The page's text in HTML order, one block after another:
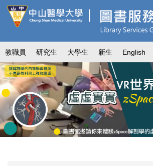
跳
到
要
內
容
區
教職員 研究生 大學生 新生 English